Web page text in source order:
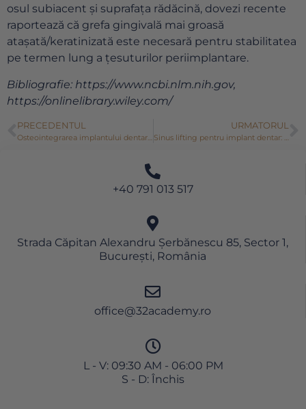
osul subiacent și suprafața rădăcină, dovezi recente
raportează că grefa gingivală mai groasă
atașată/keratinizată este necesară pentru stabilitatea
pe termen lung a țesuturilor periimplantare.
Bibliografie: https://www.ncbi.nlm.nih.gov,
https://onlinelibrary.wiley.com/
PRECEDENTUL
Osteointegrarea implantului dentar: Abordări recente
URMATORUL
Sinus lifting pentru implant dentar: Tehnici actuale, Materiale de grefare, Complicații
+40 791 013 517
Strada Căpitan Alexandru Șerbănescu 85, Sector 1,
București, România
office@32academy.ro
L - V: 09:30 AM - 06:00 PM
S - D: Închis